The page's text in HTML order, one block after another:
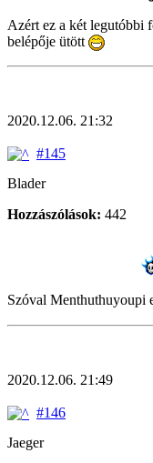
Azért ez a két legutóbbi
belépője ütött
2020.12.06. 21:32
#145
Blader
Hozzászólások: 442
Szóval Menthuthuyoupi
2020.12.06. 21:49
#146
Jaeger